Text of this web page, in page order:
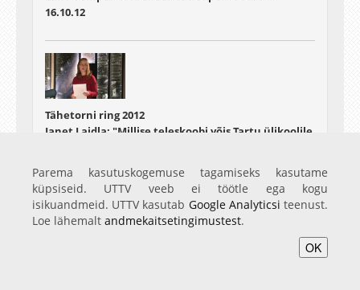
16.10.12
Tähetorni ring 2012
Janet Laidla: "Millise teleskoobi võis Tartu ülikoolile
Parema kasutuskogemuse tagamiseks kasutame
küpsiseid. UTTV veeb ei töötle ega kogu
isikuandmeid. UTTV kasutab Google Analyticsi teenust.
Loe lähemalt andmekaitsetingimustest.
OK